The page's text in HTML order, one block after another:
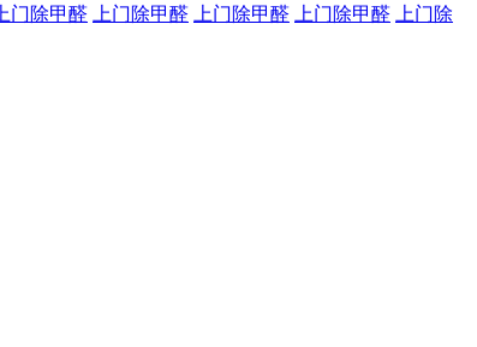
上门除甲醛 上门除甲醛 上门除甲醛 上门除甲醛
上门除